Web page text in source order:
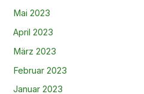
Mai 2023
April 2023
März 2023
Februar 2023
Januar 2023